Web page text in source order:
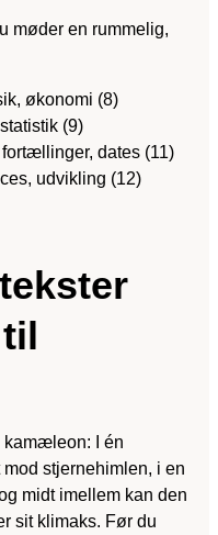
møder en rummelig,
økonomi (8)
(9)
dates (11)
udvikling (12)
I én
stjernehimlen, i en
midt imellem kan den
sit klimaks. Før du